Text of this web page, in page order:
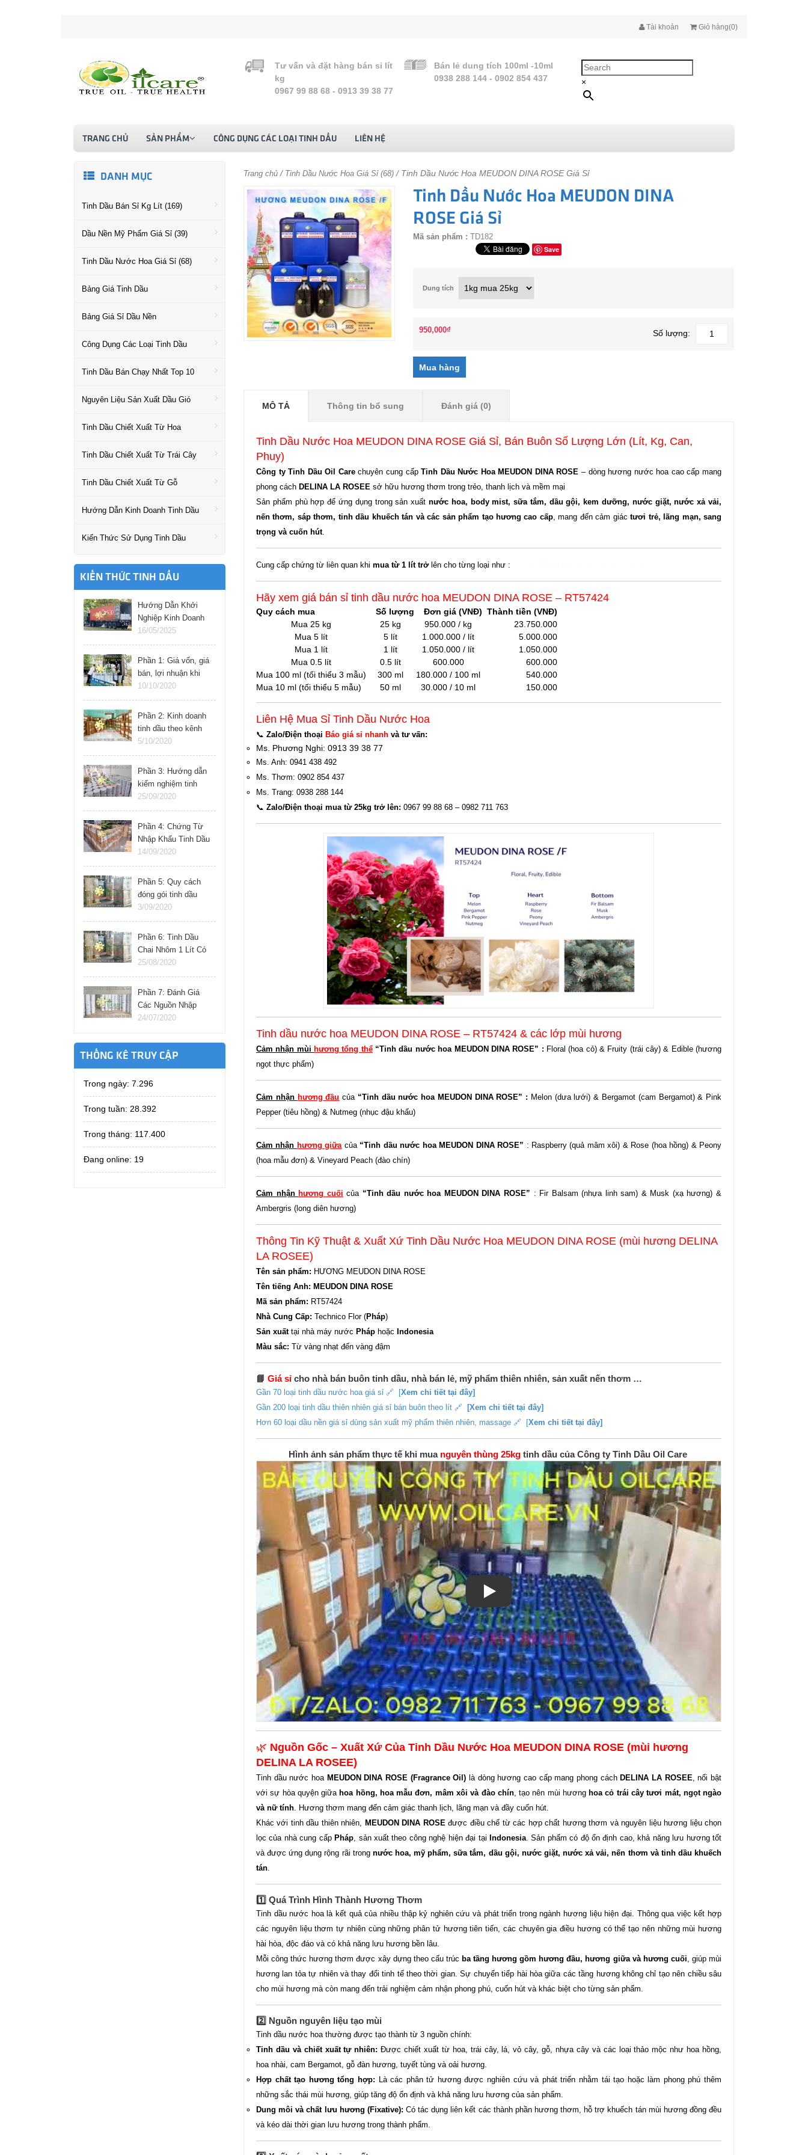
Tài khoản Giỏ hàng(0)
Tư vấn và đặt hàng bán sỉ lít
kg
0967 99 88 68 - 0913 39 38 77
Bán lẻ dung tích 100ml -10ml
0938 288 144 - 0902 854 437
×
TRANG CHỦ SẢN PHẨM CÔNG DỤNG CÁC LOẠI TINH DẦU LIÊN HỆ
DANH MỤC
Tinh Dầu Bán Sỉ Kg Lít (169)
Dầu Nền Mỹ Phẩm Giá Sỉ (39)
Tinh Dầu Nước Hoa Giá Sỉ (68)
Bảng Giá Tinh Dầu
Bảng Giá Sỉ Dầu Nền
Công Dụng Các Loại Tinh Dầu
Tinh Dầu Bán Chạy Nhất Top 10
Nguyên Liệu Sản Xuất Dầu Gió
Tinh Dầu Chiết Xuất Từ Hoa
Tinh Dầu Chiết Xuất Từ Trái Cây
Tinh Dầu Chiết Xuất Từ Gỗ
Hướng Dẫn Kinh Doanh Tinh Dầu
Kiến Thức Sử Dụng Tinh Dầu
KIẾN THỨC TINH DẦU
Hướng Dẫn Khởi
Nghiệp Kinh Doanh
Tinh Dầu Thành
Công: Bí Quyết &
Hướng Dẫn Từng
Bước
16/05/2025
Phần 1: Giá vốn, giá
bán, lợi nhuận khi
kinh doanh tinh dầu
online
10/10/2020
Phần 2: Kinh doanh
tinh dầu theo kênh
nào cho hiệu quả
5/10/2020
Phần 3: Hướng dẫn
kiểm nghiệm tinh
dầu tại nhà
25/09/2020
Phần 4: Chứng Từ
Nhập Khẩu Tinh Dầu
Thiên Nhiên Cần
Chuẩn Bị Gì?
14/09/2020
Phần 5: Quy cách
đóng gói tinh dầu
nhập khẩu từ ấn độ,
pháp, đức, ý.
3/09/2020
Phần 6: Tinh Dầu
Chai Nhôm 1 Lít Có
Nhập Khẩu Trực
Tiếp Được Không?
25/08/2020
Phần 7: Đánh Giá
Các Nguồn Nhập
Tinh Dầu Giá Sỉ Tại
24/07/2020
THỐNG KÊ TRUY CẬP
Trong ngày: 7.296
Trong tuần: 28.392
Trong tháng: 117.400
Đang online: 19
Trang chủ / Tinh Dầu Nước Hoa Giá Sỉ (68) / Tinh Dầu Nước Hoa MEUDON DINA ROSE Giá Sỉ
Tinh Dầu Nước Hoa MEUDON DINA
ROSE Giá Sỉ
Mã sản phẩm : TD182
Save
Dung tích
950,000₫ Số lượng:
MÔ TẢ Thông tin bổ sung Đánh giá (0)
Tinh Dầu Nước Hoa MEUDON DINA ROSE Giá Sỉ, Bán Buôn Số Lượng Lớn (Lít, Kg, Can,
Phuy)
Công ty Tinh Dầu Oil Carechuyên cung cấpTinh Dầu Nước Hoa MEUDON DINA ROSE – dòng hương nước hoa cao cấp mang
phong cách DELINA LA ROSEE sở hữu hương thơm trong trẻo, thanh lịch và mềm mại
Sản phẩm phù hợp để ứng dụng trong sản xuất nước hoa, body mist, sữa tắm, dầu gội, kem dưỡng, nước giặt, nước xả vải,
nến thơm, sáp thơm, tinh dầu khuếch tán và các sản phẩm tạo hương cao cấp, mang đến cảm giáctươi trẻ, lãng mạn, sang
trọng và cuốn hút.
Cung cấp chứng từ liên quan khi mua từ 1 lít trởlên cho từng loại như :
Hãy xem giá bán sỉ tinh dầu nước hoa MEUDON DINA ROSE – RT57424
Quy cách mua Số lượng Đơn giá (VNĐ) Thành tiền (VNĐ)
Mua 25 kg
25 kg 950.000 / kg
23.750.000
Mua 5 lít
5 lít 1.000.000 / lít
5.000.000
Mua 1 lít
1 lít 1.050.000 / lít
1.050.000
Mua 0.5 lít
0.5 lít 600.000
600.000
Mua 100 ml (tối thiểu 3 mẫu)
300 ml 180.000 / 100 ml
540.000
Mua 10 ml (tối thiểu 5 mẫu)
50 ml 30.000 / 10 ml 150.000
Liên Hệ Mua Sỉ Tinh Dầu Nước Hoa
📞 Zalo/Điện thoại Báo giá sỉ nhanh và tư vấn:
Ms. Phương Nghi: 0913 39 38 77
Ms. Anh: 0941 438 492
Ms. Thơm: 0902 854 437
Ms. Trang: 0938 288 144
📞 Zalo/Điện thoại mua từ 25kg trở lên: 0967 99 88 68 – 0982 711 763
Tinh dầu nước hoa MEUDON DINA ROSE – RT57424 & các lớp mùi hương
Cảm nhận mùi hương tổng thể “Tinh dầu nước hoa MEUDON DINA ROSE” : Floral (hoa cỏ) & Fruity (trái cây) & Edible (hương
ngọt thực phẩm)
Cảm nhận hương đầu của “Tinh dầu nước hoa MEUDON DINA ROSE” : Melon (dưa lưới) & Bergamot (cam Bergamot) & Pink
Pepper (tiêu hồng) & Nutmeg (nhục đậu khấu)
Cảm nhận hương giữa của “Tinh dầu nước hoa MEUDON DINA ROSE” : Raspberry (quả mâm xôi) & Rose (hoa hồng) & Peony
(hoa mẫu đơn) & Vineyard Peach (đào chín)
Cảm nhận hương cuối của “Tinh dầu nước hoa MEUDON DINA ROSE” : Fir Balsam (nhựa linh sam) & Musk (xạ hương) &
Ambergris (long diên hương)
Thông Tin Kỹ Thuật & Xuất Xứ Tinh Dầu Nước Hoa MEUDON DINA ROSE (mùi hương DELINA
LA ROSEE)
Tên sản phẩm: HƯƠNG MEUDON DINA ROSE
Tên tiếng Anh: MEUDON DINA ROSE
Mã sản phẩm: RT57424
Nhà Cung Cấp: Technico Flor (Pháp)
Sản xuất tại nhà máy nước Pháp hoặc Indonesia
Màu sắc: Từ vàng nhạt đến vàng đậm
📘 Giá sỉ cho nhà bán buôn tinh dầu, nhà bán lẻ, mỹ phẩm thiên nhiên, sản xuất nến thơm …
Gần 70 loại tinh dầu nước hoa giá sỉ 🔗 [Xem chi tiết tại đây]
Gần 200 loại tinh dầu thiên nhiên giá sỉ bán buôn theo lít 🔗
[Xem chi tiết tại đây]
Hơn 60 loại dầu nền giá sỉ dùng sản xuất mỹ phẩm thiên nhiên, massage 🔗 [Xem chi tiết tại đây]
Hình ảnh sản phẩm thực tế khi mua nguyên thùng 25kgtinh dầu của Công ty Tinh Dầu Oil Care
🌿 Nguồn Gốc – Xuất Xứ Của Tinh Dầu Nước Hoa MEUDON DINA ROSE (mùi hương
DELINA LA ROSEE)
Tinh dầu nước hoa MEUDON DINA ROSE (Fragrance Oil) là dòng hương cao cấp mang phong cách DELINA LA ROSEE, nổi bật
với sự hòa quyện giữa hoa hồng, hoa mẫu đơn, mâm xôi và đào chín, tạo nên mùi hương hoa cỏ trái cây tươi mát, ngọt ngào
và nữ tính. Hương thơm mang đến cảm giác thanh lịch, lãng mạn và đầy cuốn hút.
Khác với tinh dầu thiên nhiên, MEUDON DINA ROSEđược điều chế từ các hợp chất hương thơm và nguyên liệu hương liệu chọn
lọc của nhà cung cấp Pháp, sản xuất theo công nghệ hiện đại tại Indonesia. Sản phẩm có độ ổn định cao, khả năng lưu hương tốt
và được ứng dụng rộng rãi trong nước hoa, mỹ phẩm, sữa tắm, dầu gội, nước giặt, nước xả vải, nến thơm và tinh dầu khuếch
tán.
1️⃣ Quá Trình Hình Thành Hương Thơm
Tinh dầu nước hoa là kết quả của nhiều thập kỷ nghiên cứu và phát triển trong ngành hương liệu hiện đại. Thông qua việc kết hợp
các nguyên liệu thơm tự nhiên cùng những phân tử hương tiên tiến, các chuyên gia điều hương có thể tạo nên những mùi hương
hài hòa, độc đáo và có khả năng lưu hương bền lâu.
Mỗi công thức hương thơm được xây dựng theo cấu trúc ba tầng hương gồm hương đầu, hương giữa và hương cuối, giúp mùi
hương lan tỏa tự nhiên và thay đổi tinh tế theo thời gian. Sự chuyển tiếp hài hòa giữa các tầng hương không chỉ tạo nên chiều sâu
cho mùi hương mà còn mang đến trải nghiệm cảm nhận phong phú, cuốn hút và khác biệt cho từng sản phẩm.
2️⃣ Nguồn nguyên liệu tạo mùi
Tinh dầu nước hoa thường được tạo thành từ 3 nguồn chính:
Tinh dầu và chiết xuất tự nhiên: Được chiết xuất từ hoa, trái cây, lá, vỏ cây, gỗ, nhựa cây và các loại thảo mộc như hoa hồng,
hoa nhài, cam Bergamot, gỗ đàn hương, tuyết tùng và oải hương.
Hợp chất tạo hương tổng hợp: Là các phân tử hương được nghiên cứu và phát triển nhằm tái tạo hoặc làm phong phú thêm
những sắc thái mùi hương, giúp tăng độ ổn định và khả năng lưu hương của sản phẩm.
Dung môi và chất lưu hương (Fixative): Có tác dụng liên kết các thành phần hương thơm, hỗ trợ khuếch tán mùi hương đồng đều
và kéo dài thời gian lưu hương trong thành phẩm.